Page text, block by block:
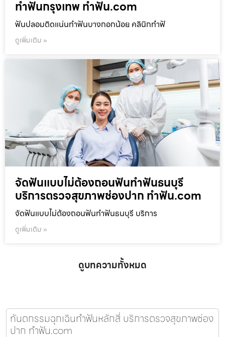
ทำฟันกรุงเทพ ทำฟัน.com
ฟันปลอมติดแน่นทำฟันบางกอกน้อย คลินิกทำฟั
ดูเพิ่มเติม »
จัดฟันแบบไม่ต้องถอนฟันทำฟันธนบุรี
บริการตรวจสุขภาพช่องปาก ทำฟัน.com
จัดฟันแบบไม่ต้องถอนฟันทำฟันธนบุรี บริการ
ดูเพิ่มเติม »
ดูบทความทั้งหมด
ทันตกรรมฉุกเฉินทำฟันหลักสี่ บริการตรวจสุขภาพช่อง
ปาก ทำฟัน.com